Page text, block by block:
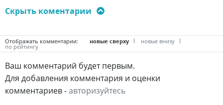
Отображать комментарии: новые сверху новые внизу
по рейтингу
Ваш комментарий будет первым.
Для добавления комментария и оценки
комментариев -авторизуйтесь